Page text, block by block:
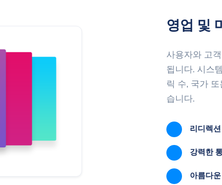
영업 및
사용자와 고
됩니다. 시스
릭 수, 국가
습니다.
리디렉
강력한
아름다